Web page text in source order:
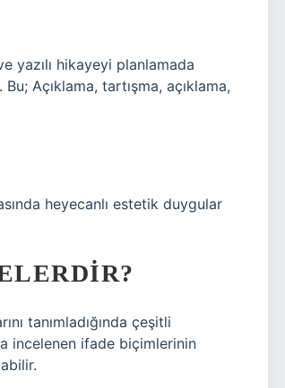
yazılı hikayeyi planlamada
Açıklama, tartışma, açıklama,
heyecanlı estetik duygular
tanımladığında çeşitli
incelenen ifade biçimlerinin